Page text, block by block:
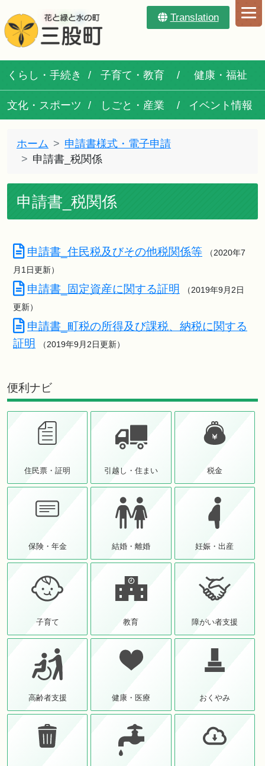
Translation
くらし・手続き 子育て・教育 健康・福祉
文化・スポーツ しごと・産業 イベント情報
ホーム
申請書様式・電子申請
申請書_税関係
申請書_税関係
申請書_住民税及びその他税関係等
（2020年7
月1日更新）
申請書_固定資産に関する証明
（2019年9月2日
更新）
申請書_町税の所得及び課税、納税に関する
証明
（2019年9月2日更新）
便利ナビ
住民票・証明 引越し・住まい 税金
保険・年金 結婚・離婚 妊娠・出産
子育て 教育 障がい者支援
高齢者支援 健康・医療 おくやみ